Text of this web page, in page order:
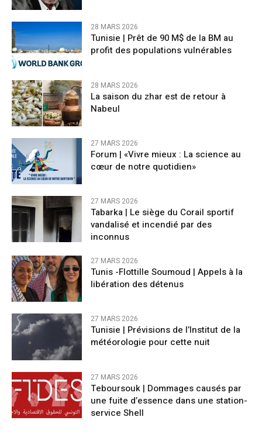
28 MARS 2026
Tunisie | Prêt de 90 M$ de la BM au
profit des populations vulnérables
28 MARS 2026
La saison du zhar est de retour à
Nabeul
27 MARS 2026
Forum | «Vivre mieux : La science au
cœur de notre quotidien»
27 MARS 2026
Tabarka | Le siège du Corail sportif
vandalisé et incendié par des
inconnus
27 MARS 2026
Tunis -Flottille Soumoud | Appels à la
libération des détenus
27 MARS 2026
Tunisie | Prévisions de l’Institut de la
météorologie pour cette nuit
27 MARS 2026
Teboursouk | Dommages causés par
une fuite d’essence dans une station-
service Shell